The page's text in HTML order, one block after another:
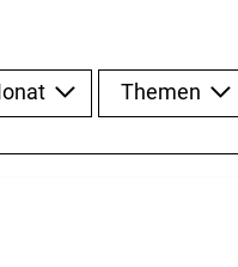
Themen